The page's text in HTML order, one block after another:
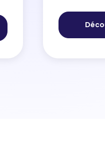
similaire,
autour de 3